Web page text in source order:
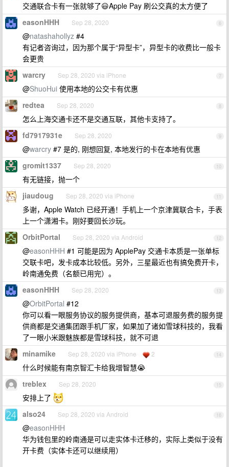
交通联合卡有一张就够了😃Apple Pay 刷公交真的太方便了
6
easonHHH Sep 28, 2020
@natashahollyz #4
有记者咨询过，因为那个属于“异型卡”，异型卡的收费比一般卡
会更贵
7
warcry Sep 28, 2020 via iPhone
@ShuoHui 使用本地的公交卡有优惠
8
redtea Sep 28, 2020
怎么上海交通卡还不是交通互联，其他卡支持了。
9
fd7917931e Sep 28, 2020
@warcry #7 是的, 刚想回复, 本地发行的卡在本地有优惠
10
gromit1337 Sep 28, 2020
有无链接，抛一个
11
jiaudoug Sep 28, 2020 via iPhone
多谢，Apple Watch 已经开通！手机上一个京津冀联合卡，手表
上一个潇湘卡。刚好要回长沙玩。
12
OrbitPortal Sep 28, 2020 via Android
@easonHHH #1 可能是因为 ApplePay 交通卡本质是一张单标
交联卡吧，发卡成本比较低。另外，三星最近也有搞免费开卡，
岭南通免费（名额已用完）。
13
easonHHH Sep 28, 2020
@OrbitPortal #12
你可以看一眼服务协议的服务提供商，基本可退服务费的服务提
供商都是交通集团跟手机厂家，如果加了诸如雪球科技的，我看
了一眼小米跟魅族都是雪球科技，就不可退
14
minamike Sep 28, 2020 via iPhone 2
什么时候能有南京智汇卡给我增智慧😭
15
treblex Sep 28, 2020
安排上了
16
also24 Sep 28, 2020 via Android
@easonHHH
华为钱包里的岭南通是可以走实体卡迁移的，实际上类似于没有
开卡费（实体卡还可以继续用）